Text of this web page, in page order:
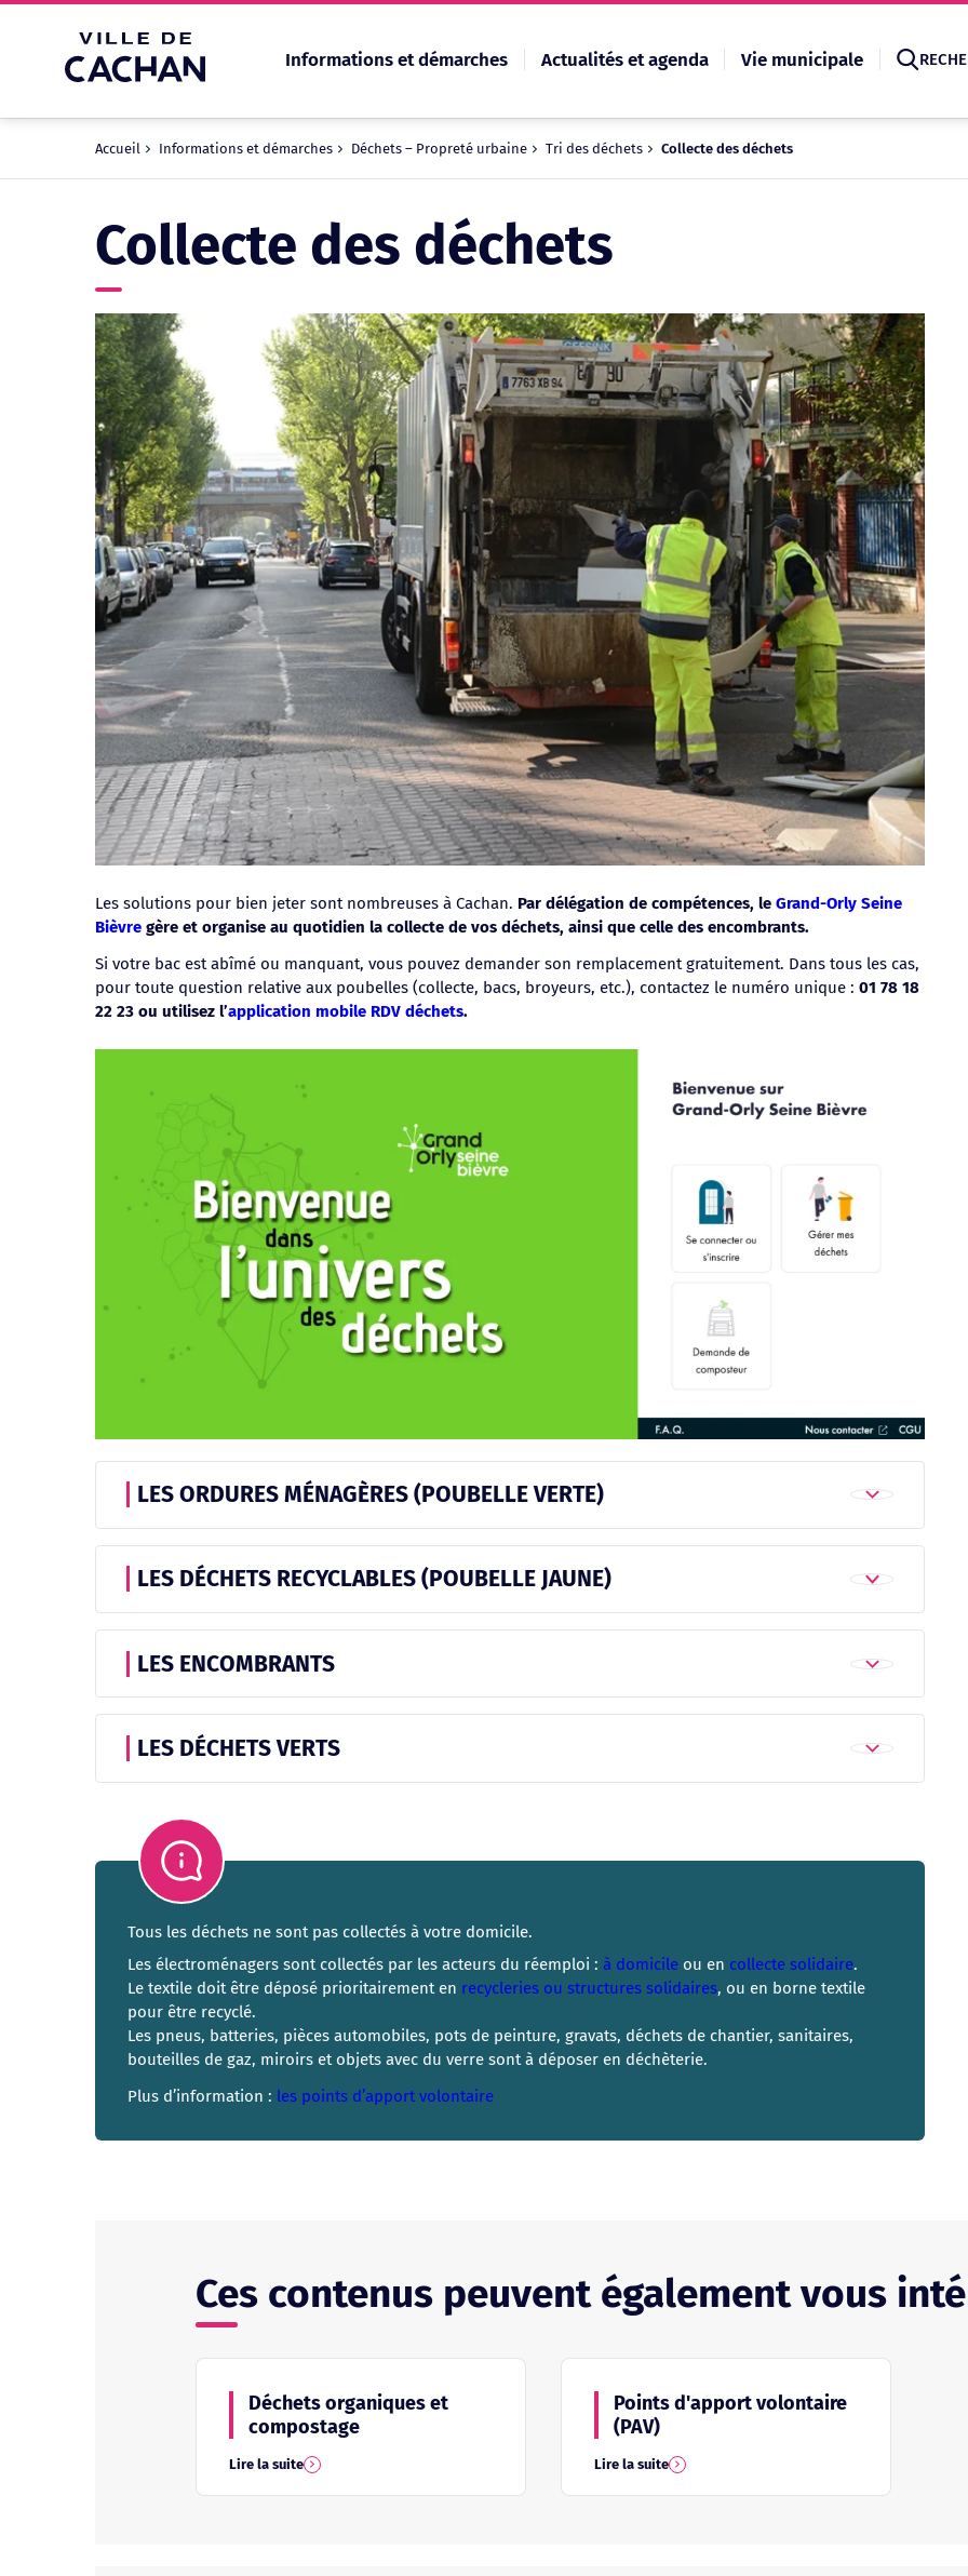
Informations et démarches Actualités et agenda Vie municipale
Recherche
Accueil Informations et démarches Déchets – Propreté urbaine Tri des déchets Collecte des déchets
Collecte des déchets
Les solutions pour bien jeter sont nombreuses à Cachan. Par délégation de compétences, le Grand-Orly Seine
Bièvre gère et organise au quotidien la collecte de vos déchets, ainsi que celle des encombrants.
Si votre bac est abîmé ou manquant, vous pouvez demander son remplacement gratuitement. Dans tous les cas,
pour toute question relative aux poubelles (collecte, bacs, broyeurs, etc.), contactez le numéro unique : 01 78 18
22 23 ou utilisez l’application mobile RDV déchets.
LES ORDURES MÉNAGÈRES (POUBELLE VERTE)
LES DÉCHETS RECYCLABLES (POUBELLE JAUNE)
LES ENCOMBRANTS
LES DÉCHETS VERTS
Tous les déchets ne sont pas collectés à votre domicile.
Les électroménagers sont collectés par les acteurs du réemploi : à domicile ou en collecte solidaire.
Le textile doit être déposé prioritairement en recycleries ou structures solidaires, ou en borne textile
pour être recyclé.
Les pneus, batteries, pièces automobiles, pots de peinture, gravats, déchets de chantier, sanitaires,
bouteilles de gaz, miroirs et objets avec du verre sont à déposer en déchèterie.
Plus d’information : les points d’apport volontaire
Ces contenus peuvent également vous
Déchets organiques et
compostage
Lire la suite
Points d'apport volontaire
(PAV)
Lire la suite